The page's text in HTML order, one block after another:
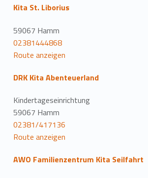
Kita St. Liborius
59067 Hamm
02381444868
Route anzeigen
DRK Kita Abenteuerland
Kindertageseinrichtung
59067 Hamm
02381/417136
Route anzeigen
AWO Familienzentrum Kita Seilfahrt